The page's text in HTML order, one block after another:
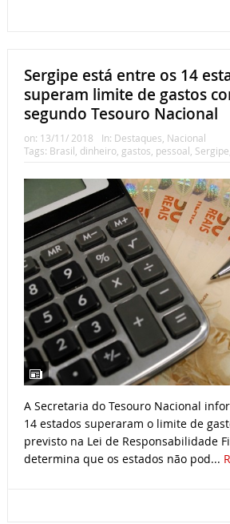
Sergipe está entre os 14
superam limite de gastos
segundo Tesouro Nacional
on: 13/11/ 2018 In: Destaques Nacional
Tags: Brasil dinheiro, gastos pessoal Sergipe
A Secretaria do Tesouro Nacional
14 estados superaram o limite de
previsto na Lei de Responsabilidade
determina que os estados não pod...